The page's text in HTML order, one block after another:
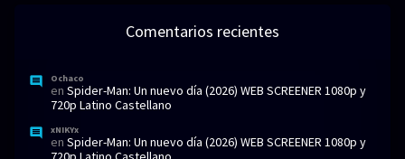
Comentarios recientes
Ochaco
en Spider-Man: Un nuevo día (2026) WEB SCREENER 1080p y
720p Latino Castellano
xNIKYx
en Spider-Man: Un nuevo día (2026) WEB SCREENER 1080p y